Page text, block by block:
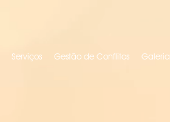
Serviços Gestão de Conflitos Galeria